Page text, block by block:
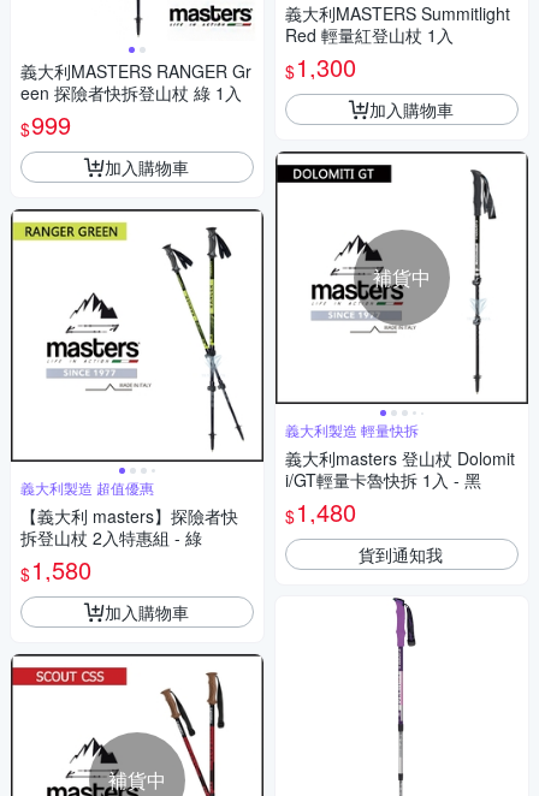
義大利MASTERS RANGER Gr
een 探險者快拆登山杖 綠 1入
$999
加入購物車
義大利製造 超值優惠
【義大利 masters】探險者快
拆登山杖 2入特惠組 - 綠
$1,580
加入購物車
補貨中
義大利MASTERS Summitlight
Red 輕量紅登山杖 1入
$1,300
加入購物車
補貨中
義大利製造 輕量快拆
義大利masters 登山杖 Dolomit
i/GT輕量卡魯快拆 1入 - 黑
$1,480
貨到通知我